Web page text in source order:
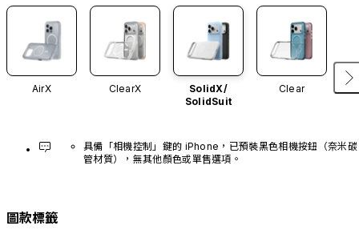
AirX ClearX
SolidX/
SolidSuit
Clear
具備「相機控制」鍵的 iPhone，已預裝黑色相機按鈕（奈米碳
管材質），無其他顏色或單售選項。
圖款標籤